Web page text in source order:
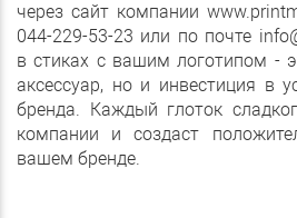
через сайт компании
044-229-53-23 или по почте
в стиках с вашим логотипом -
аксессуар, но и инвестиция в
бренда. Каждый глоток
компании и создаст
вашем бренде.